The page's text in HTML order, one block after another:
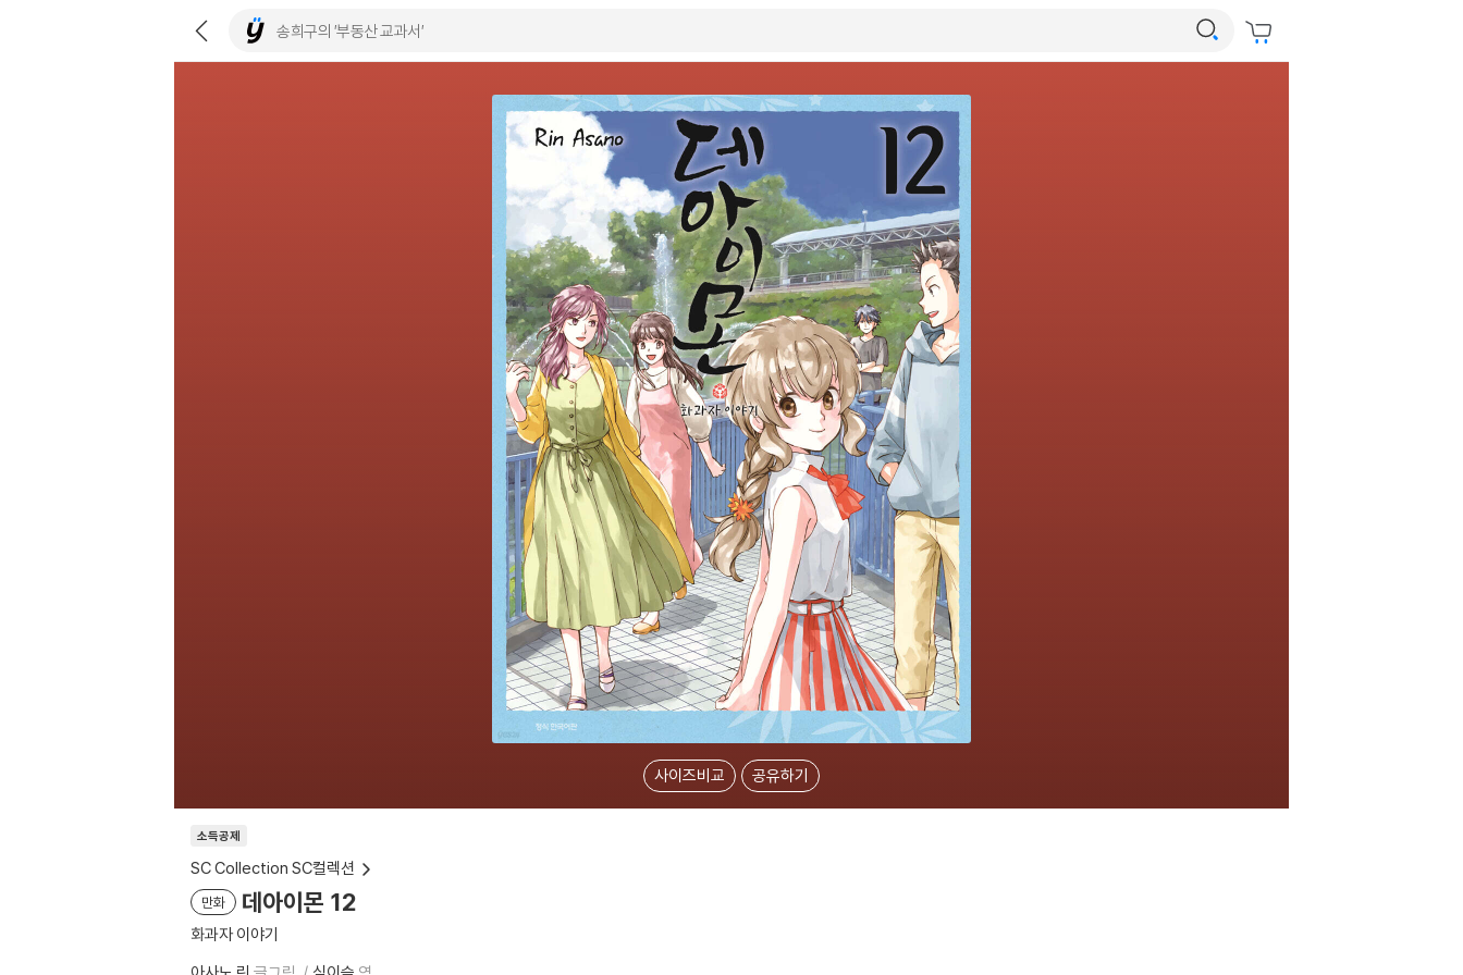
사이즈비교 공유하기
소득공제
SC Collection SC컬렉션
만화 데아이몬 12
화과자 이야기